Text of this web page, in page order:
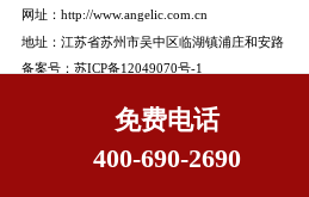
网址：http://www.angelic.com.cn
地址：江苏省苏州市吴中区临湖镇浦庄和安路
备案号： 苏ICP备12049070号-1
免费电话
400-690-2690